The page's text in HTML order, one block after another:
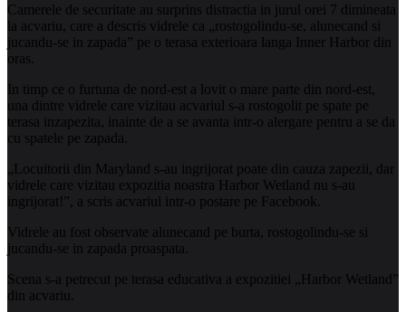
Camerele de securitate au surprins distractia in jurul orei 7 dimineata
la acvariu, care a descris vidrele ca „rostogolindu-se, alunecand si
jucandu-se in zapada” pe o terasa exterioara langa Inner Harbor din
oras.
In timp ce o furtuna de nord-est a lovit o mare parte din nord-est,
una dintre vidrele care vizitau acvariul s-a rostogolit pe spate pe
terasa inzapezita, inainte de a se avanta intr-o alergare pentru a se da
cu spatele pe zapada.
„Locuitorii din Maryland s-au ingrijorat poate din cauza zapezii, dar
vidrele care vizitau expozitia noastra Harbor Wetland nu s-au
ingrijorat!”, a scris acvariul intr-o postare pe Facebook.
Vidrele au fost observate alunecand pe burta, rostogolindu-se si
jucandu-se in zapada proaspata.
Scena s-a petrecut pe terasa educativa a expozitiei „Harbor Wetland”
din acvariu.